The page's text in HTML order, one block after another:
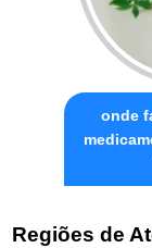
onde
Regiões de